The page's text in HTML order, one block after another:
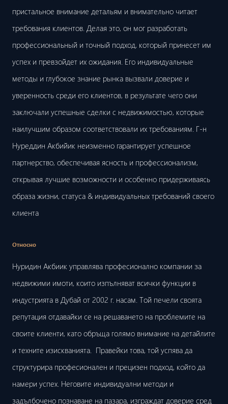
пристальное внимание детальям и внимательно читает
требования клиентов. Делая это, он мог разработать
профессиональный и точный подход, который принесет им
успех и превзойдет их ожидания. Его индивидуальные
методы и глубокое знание рынка вызвали доверие и
уверенность среди его клиентов, в результате чего они
заключали успешные сделки с недвижимостью, которые
наилучшим образом соответствовали их требованиям. Г-н
Нуреддин Акбийик неизменно гарантирует успешное
партнерство, обеспечивая ясность и профессионализм,
открывая лучшие возможности и особенно придерживаясь
образа жизни, статуса & индивидуальных требований своего
клиента
Относно
Нуридин Акбиик управлява професионално компании за
недвижими имоти, които изпълняват всички функции в
индустрията в Дубай от 2002 г. насам. Той печели своята
репутация отдавайки се на решаването на проблемите на
своите клиенти, като обръща голямо внимание на детайлите
и техните изискванията. Правейки това, той успява да
структурира професионален и прецизен подход, който да
намери успех. Неговите индивидуални методи и
задълбочено познаване на пазара, изграждат доверие сред